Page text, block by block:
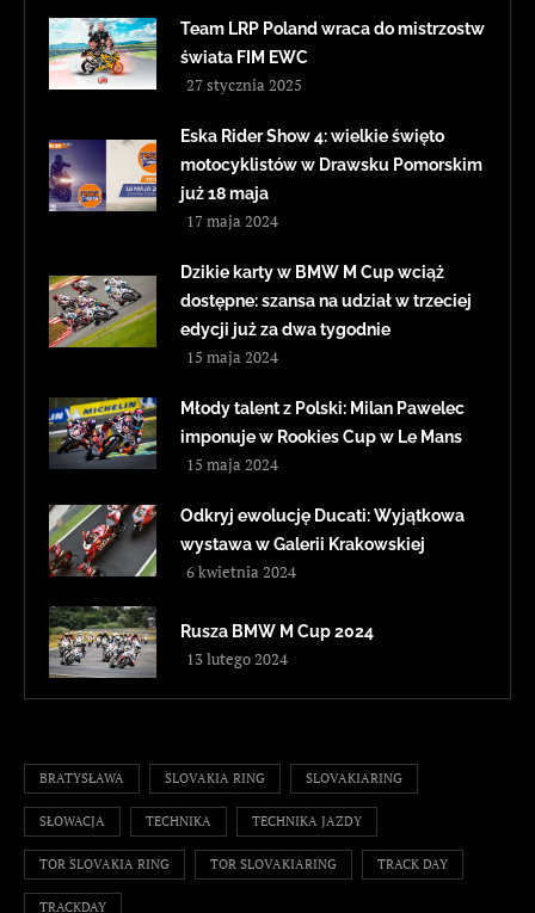
Team LRP Poland wraca do mistrzostw
świata FIM EWC
27 stycznia 2025
Eska Rider Show 4: wielkie święto
motocyklistów w Drawsku Pomorskim
już 18 maja
17 maja 2024
Dzikie karty w BMW M Cup wciąż
dostępne: szansa na udział w trzeciej
edycji już za dwa tygodnie
15 maja 2024
Młody talent z Polski: Milan Pawelec
imponuje w Rookies Cup w Le Mans
15 maja 2024
Odkryj ewolucję Ducati: Wyjątkowa
wystawa w Galerii Krakowskiej
6 kwietnia 2024
Rusza BMW M Cup 2024
13 lutego 2024
BRATYSŁAWA SLOVAKIA RING SLOVAKIARING
SŁOWACJA TECHNIKA TECHNIKA JAZDY
TOR SLOVAKIA RING TOR SLOVAKIARING TRACK DAY
TRACKDAY